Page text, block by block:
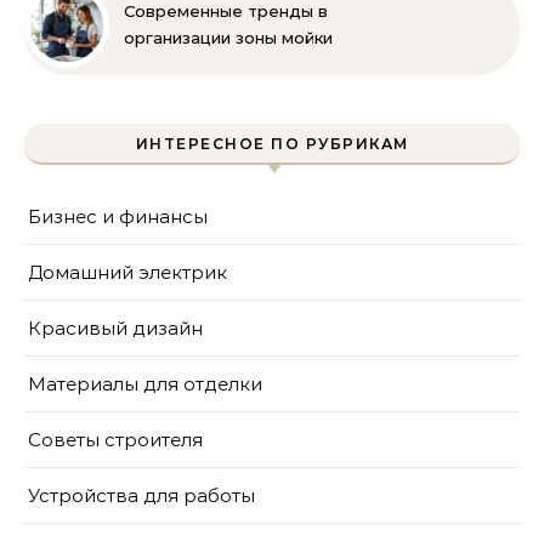
Современные тренды в
организации зоны мойки
ИНТЕРЕСНОЕ ПО РУБРИКАМ
Бизнес и финансы
Домашний электрик
Красивый дизайн
Материалы для отделки
Советы строителя
Устройства для работы